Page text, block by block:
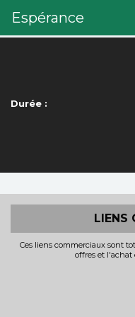
Espérance
Durée :
LIENS
Ces liens commerciaux sont
offres et l'achat